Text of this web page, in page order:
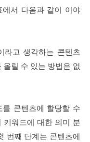
에서 다음과 같이 이야
라고 생각하는 콘텐츠
릴 수 있는 방법은 없
콘텐츠에 할당할 수
키워드에 대한 의미 분
번째 단계는 콘텐츠에